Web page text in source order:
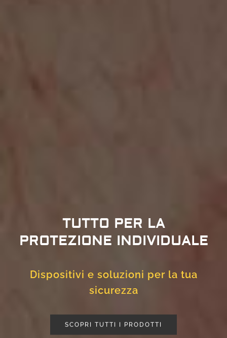
TUTTO PER LA
PROTEZIONE INDIVIDUALE
Dispositivi e soluzioni per la tua
sicurezza
SCOPRI TUTTI I PRODOTTI